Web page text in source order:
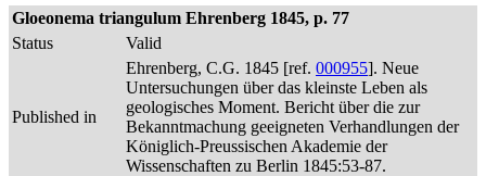
Gloeonema triangulum Ehrenberg 1845, p. 77
Status
Valid
Published in
Ehrenberg, C.G. 1845 [ref. 000955]. Neue
Untersuchungen über das kleinste Leben als
geologisches Moment. Bericht über die zur
Bekanntmachung geeigneten Verhandlungen der
Königlich-Preussischen Akademie der
Wissenschaften zu Berlin 1845:53-87.